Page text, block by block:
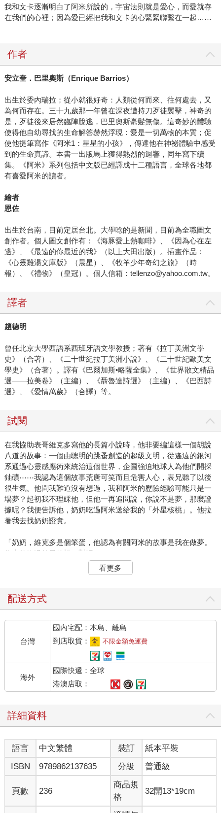
我和文卡逐漸明白了阿米所說的，宇宙法則就是愛心，而愛就存
在我們的心裡；因為愛已經把我和文卡的心緊緊聯繫在一起……
作者
安立奎．巴里奧斯（Enrique Barrios）
出生於委內瑞拉；從小就很好奇：人類從何而來、往何處去，又
為何而存在。三十九歲那一年曾在深夜遭持刀歹徒襲擊，神奇的
是，歹徒後來居然臨陣脫逃，巴里奧斯毫髮無傷。這奇妙的體驗
使得他自幼尋找的生命解答赫然浮現：愛是一切萬物的本質；促
使他提筆寫作《阿米1：星星的小孩》，傳達他在神祕體驗中感受
到的生命真諦。本書一出版馬上獲得熱烈的迴響，同年寫下續
集。《阿米》系列包括中文版已經譯成十二種語言，全球各地都
有喜愛阿米的讀者。
繪者
恩佐
出生於台南，目前定居台北。大學唸的是新聞，目前為全職圖文
創作者。個人圖文創作有：《海豚愛上熱咖啡》、《因為心在左
邊》、《最遠的你最近的我》（以上大田出版）。插畫作品：
《心靈雞湯文庫版》（晨星）、《牧羊少年奇幻之旅》（時
報）、《禮物》（皇冠）。個人信箱：tellenzo@yahoo.com.tw。
譯者
趙德明
曾任北京大學西語系西班牙語文學教授；著有《拉丁美洲文學
史》（合著）、《二十世紀拉丁美洲小說》、《二十世紀歐美文
學史》（合著）。譯有《巴爾加斯•略薩全集》、《世界散文精品
選——拉美卷》（主編）、《聶魯達詩選》（主編）、《巴西詩
選》、《愛情萬歲》（合譯）等。
試閱
在我協助表哥維克多寫他的長篇小說時，他非要編這樣一個胡說
八道的故事：一個由聰明的跳蚤創造的超級文明，從遙遠的銀河
系通過心靈感應術來統治這個世界，企圖強迫地球人為他們開採
鈾礦⋯⋯我認為這個故事荒唐可笑而且危害人心，表兄聽了以後
很生氣。他問我難道沒有想過，我和阿米的歷險經驗可能只是一
場夢？起初我不理睬他，但他一再追問說，你說不是夢，那麼證
據呢？我便告訴他，奶奶吃過阿米送給我的「外星核桃」。他拉
著我去找奶奶證實。
「奶奶，維克多是個笨蛋，他認為有關阿米的故事是我在做夢。
您真的吃過外星核桃，對吧？」
「孩子，你說什麼核桃？」
「奶奶，就是我從飛船帶回來的核桃啊。」
「彼得羅，我什麼時候吃過？」老人家嘴巴張得老大，一副吃驚
維克多聽到我和奶奶的這段對話，得意地笑了，還露出嘲諷的神
情。
「奶奶，您記得去年夏天咱們去海邊時發生的事情嗎？您告訴一
下維克多吧。」
「孩子們，你們知道我的記 最近差多了。比如今天上午吧，我把
錢包忘在雜貨店裡了。直到送牛奶的來收帳，我才發現錢包不見
了。我找遍了家裡每個角落，就是想不起來放在哪裡。」
「您真的不記得吃過外星核桃嗎？您那時還說味道好極了呢。」
「我請送牛奶的陪著我去肉鋪——不對，不是肉鋪。是雜貨店。
對，是雜貨店。運氣還不錯，老闆薩杜米諾還真誠實，他替我好
看更多
配送方式
台灣
國內宅配：本島、離島
到店取貨：
不限金額免運費
海外
國際快遞：全球
港澳店取：
詳細資料
語言 中文繁體 裝訂
紙本平裝
ISBN
9789862137635 分級 普通級
頁數 236
商品規
格
32開13*19cm